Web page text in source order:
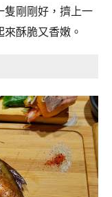
隻剛剛好，擠上一
酥脆又香嫩。